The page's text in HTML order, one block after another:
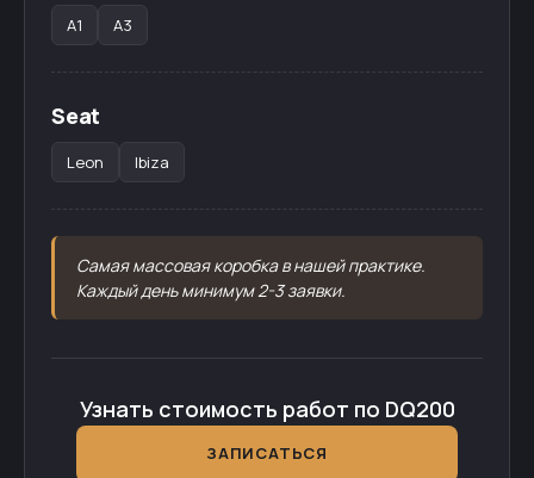
A1 A3
Seat
Leon Ibiza
Самая массовая коробка в нашей практике.
Каждый день минимум 2-3 заявки.
Узнать стоимость работ по DQ200
ЗАПИСАТЬСЯ